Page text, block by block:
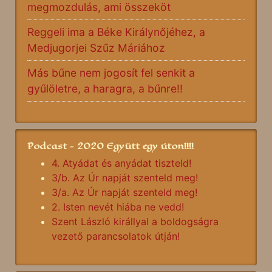
megmozdulás, ami összeköt
Reggeli ima a Béke Királynőjéhez, a
Medjugorjei Szűz Máriához
Más bűne nem jogosít fel senkit a
gyűlöletre, a haragra, a bűnre!!
Podcast - 2020 Együtt egy úton!!!!
4. Atyádat és anyádat tiszteld!
3/b. Az Úr napját szenteld meg!
3/a. Az Úr napját szenteld meg!
2. Isten nevét hiába ne vedd!
Szent László királlyal a boldogságra
vezető parancsolatok útján!